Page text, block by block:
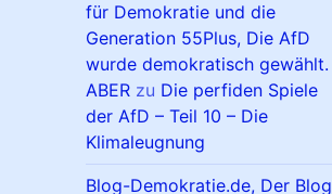
für Demokratie und die
Generation 55Plus, Die AfD
wurde demokratisch gewählt.
ABER zu Die perfiden Spiele
der AfD – Teil 10 – Die
Klimaleugnung
Blog-Demokratie.de, Der Blog